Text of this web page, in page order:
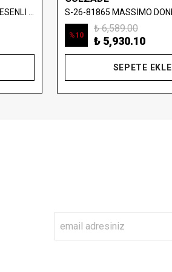
%10
₺ 6,589.00
₺ 5,930.10
SEPETE EKLE